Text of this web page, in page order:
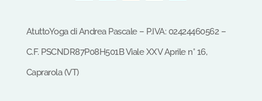
AtuttoYoga di Andrea Pascale – P.IVA: 02424460562 –
C.F. PSCNDR87P08H501BViale XXV Aprile n° 16,
Caprarola (VT)